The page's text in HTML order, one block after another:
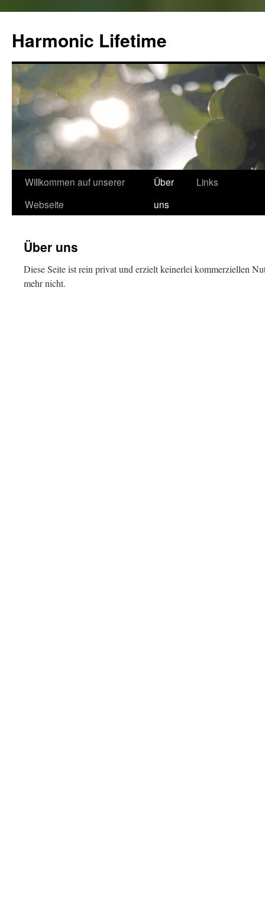
springen
Harmonic Lifetime
Willkommen auf unserer
Webseite
Über
uns
Links
Über uns
Diese Seite ist rein privat und erzielt keinerlei kommerziellen
mehr nicht.